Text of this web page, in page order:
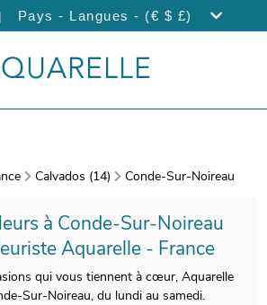
| Pays - Langues - (€ $ £)
Calvados (14) Conde-Sur-Noireau
à Conde-Sur-Noireau
Aquarelle - France
qui vous tiennent à cœur, Aquarelle
Sur-Noireau, du lundi au samedi.